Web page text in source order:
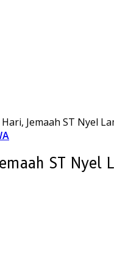
Jemaah ST Nyel
ST Nyel